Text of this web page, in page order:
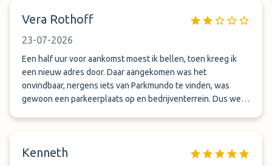
Vera Rothoff
23-07-2026
Een half uur voor aankomst moest ik bellen, toen kreeg ik
een nieuw adres door. Daar aangekomen was het
onvindbaar, nergens iets van Parkmundo te vinden, was
gewoon een parkeerplaats op en bedrijventerrein. Dus weer
gebracht. Er bleek 37 km met mijn auto gereden te zijn.
Kenneth